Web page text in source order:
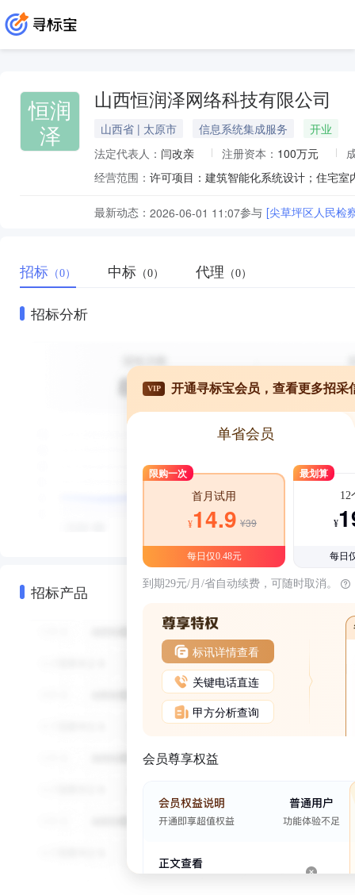
恒润
泽
山西恒润泽网络科技有限公司
山西省 | 太原市 信息系统集成服务
开业
法定代表人： 闫改亲 注册资本： 100万元
经营范围：
最新动态： 2026-06-01 11:07参与 [尖草坪区人民检
招标 （0） 中标 （0） 代理 （0）
招标分析
招标产品
VIP 开通寻标宝会员，查看更多招采
单省会员
限购一次
首月试用
¥14.9 ¥39
每日仅0.48元
最划算
12
¥
每日
到期29元/月/省自动续费，可随时取消。
标讯详情查看
关键电话直连
甲方分析查询
会员尊享权益